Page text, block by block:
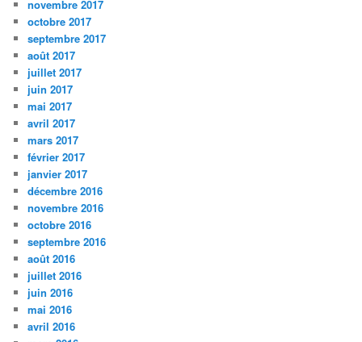
novembre 2017
octobre 2017
septembre 2017
août 2017
juillet 2017
juin 2017
mai 2017
avril 2017
mars 2017
février 2017
janvier 2017
décembre 2016
novembre 2016
octobre 2016
septembre 2016
août 2016
juillet 2016
juin 2016
mai 2016
avril 2016